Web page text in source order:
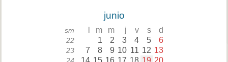
junio
sm m m j v s d
22 1 2 3 4 5 6
23 7 8 9 10 11 12 13